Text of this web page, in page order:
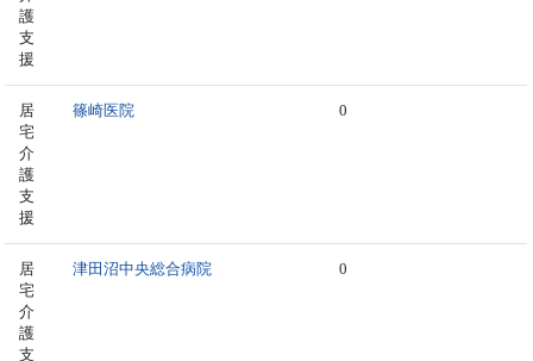
護
支
援
居
宅
介
護
支
援
篠崎医院 0
居
宅
介
護
支
津田沼中央総合病院 0